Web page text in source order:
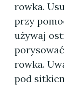
rowka.
przy
używaj
rowka.
pod